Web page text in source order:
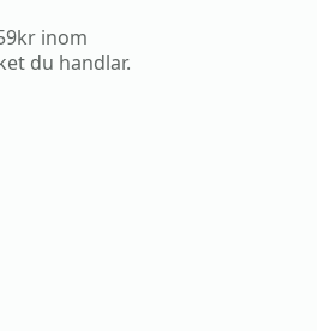
inom
du handlar.